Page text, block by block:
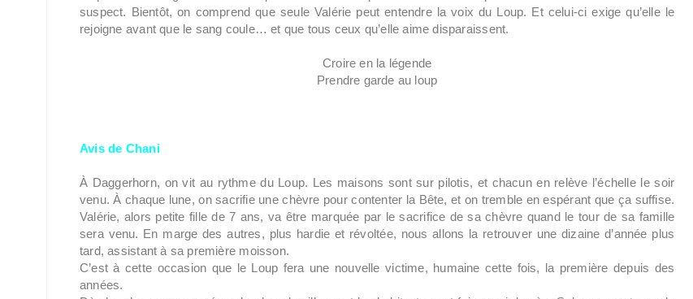
suspect. Bientôt, on comprend que seule Valérie peut entendre la voix du Loup. Et celui-ci exige qu’elle le
rejoigne avant que le sang coule… et que tous ceux qu’elle aime disparaissent.
Croire en la légende
Prendre garde au loup
Avis de Chani
À Daggerhorn, on vit au rythme du Loup. Les maisons sont sur pilotis, et chacun en relève l’échelle le soir
venu. À chaque lune, on sacrifie une chèvre pour contenter la Bête, et on tremble en espérant que ça suffise.
Valérie, alors petite fille de 7 ans, va être marquée par le sacrifice de sa chèvre quand le tour de sa famille
sera venu. En marge des autres, plus hardie et révoltée, nous allons la retrouver une dizaine d’année plus
tard, assistant à sa première moisson.
C’est à cette occasion que le Loup fera une nouvelle victime, humaine cette fois, la première depuis des
années.